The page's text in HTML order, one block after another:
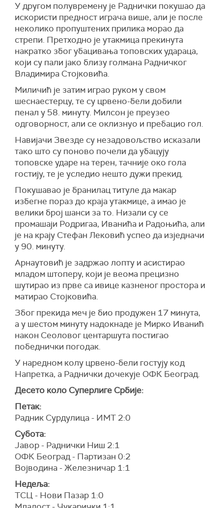
У другом полувремену је Раднички покушао да
искористи предност играча више, али је после
неколико пропуштених прилика морао да
стрепи. Претходно је утакмица прекинута
накратко због убацивања топовских удараца,
који су пали јако близу голмана Радничког
Владимира Стојковића.
Миличић је затим играо руком у свом
шеснаестерцу, те су црвено-бели добили
пенал у 58. минуту. Милсон је преузео
одговорност, али се оклизнуо и пребацио гол.
Навијачи Звезде су незадовољство исказали
тако што су поново почели да убацују
топовске ударе на терен, тачније око гола
гостију, те је уследио нешто дужи прекид.
Покушавао је бранилац титуле да макар
избегне пораз до краја утакмице, а имао је
велики број шанси за то. Низали су се
промашаји Родригаа, Иванића и Радоњића, али
је на крају Стефан Лековић успео да изједначи
у 90. минуту.
Арнаутовић је задржао лопту и асистирао
младом штоперу, који је веома прецизно
шутирао из прве са ивице казненог простора и
матирао Стојковића.
Због прекида меч је био продужен 17 минута,
а у шестом минуту надокнаде је Мирко Иванић
након Сеоловог центаршута постигао
победнички погодак.
У наредном колу црвено-бели гостују код
Напретка, а Раднички дочекује ОФК Београд.
Десето коло Суперлиге Србије:
Петак:
Радник Сурдулица - ИМТ 2:0
Субота:
Јавор - Раднички Ниш 2:1
ОФК Београд - Партизан 0:2
Војводина - Железничар 1:1
Недеља:
ТСЦ - Нови Пазар 1:0